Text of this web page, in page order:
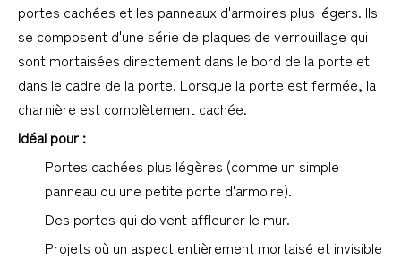
portes cachées et les panneaux d'armoires plus légers. Ils
se composent d'une série de plaques de verrouillage qui
sont mortaisées directement dans le bord de la porte et
dans le cadre de la porte. Lorsque la porte est fermée, la
charnière est complètement cachée.
Idéal pour :
Portes cachées plus légères (comme un simple
panneau ou une petite porte d'armoire).
Des portes qui doivent affleurer le mur.
Projets où un aspect entièrement mortaisé et invisible